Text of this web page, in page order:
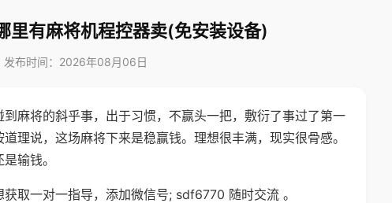
里有麻将机程控器卖(免安装设备)
发布时间：2026年08月06日
麻将的斜乎事，出于习惯，不赢头一把，敷衍了事过了第一
理说，这场麻将下来是稳赢钱。理想很丰满，现实很骨感。
输钱。
取一对一指导，添加微信号; sdf6770 随时交流 。